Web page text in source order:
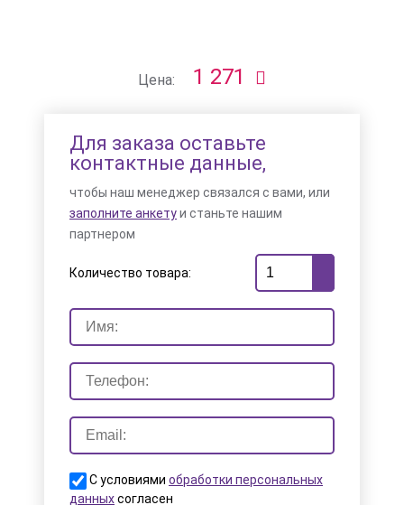
Цена: 1 271
Для заказа оставьте
контактные данные,
чтобы наш менеджер связался с вами, или
заполните анкетуи станьте нашим
партнером
Количество товара:
С условиями обработки персональных
данныхсогласен